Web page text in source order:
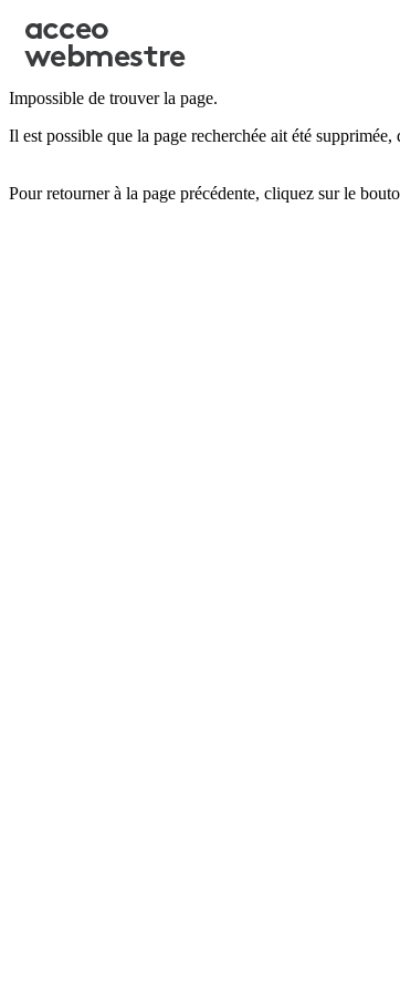
Impossible de trouver la page.
Il est possible que la page recherchée ait été
Pour retourner à la page précédente, cliquez sur le